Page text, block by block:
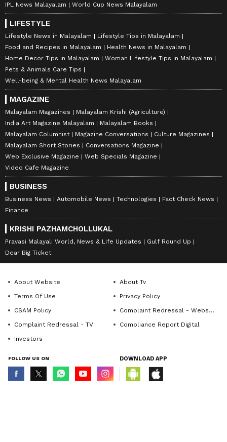
IPL News Malayalam
World Cup News Malayalam
LIFESTYLE
Lifestyle News in Malayalam
Lifestyle Tips in Malayalam
Food and Recipes in Malayalam
Health News in Malayalam
Home Decor Tips in Malayalam
Woman Lifestyle Tips in Malayalam
Pets & Animals Care Tips
Well-being & Mental Health News Malayalam
MAGAZINE
Malayalam Magazines
Malayalam Krishi (Agriculture)
India Art Magazine Malayalam
Malayalam Books
Malayalam Columnist
Magazine Conversations
Culture Magazines
Malayalam Short Stories
Conversations Magazine
Web Exclusive Magazine
Web Specials Magazine
Video Cafe Magazine
BUSINESS
Business News Automobile News Technologies
Fact Check News
Finance
KRISHI PAZHAMCHOLLUKAL
Pravasi Malayali World, News & Life Updates
Gulf Round Up
Dear Big Ticket
About Website
About Tv
Terms Of Use
Privacy Policy
CSAM Policy
Complaint Redressal - Website
Complaint Redressal - TV
Compliance Report Digital
Investors
FOLLOW US ON DOWNLOAD APP